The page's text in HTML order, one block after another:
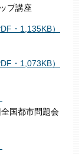
プ講座
・1,135KB）
・1,073KB）
国都市問題会